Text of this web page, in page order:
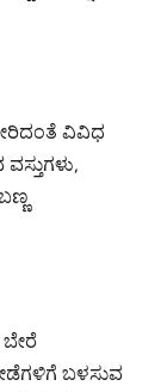
ವಿವಿಧ
ಬಳಸುವ